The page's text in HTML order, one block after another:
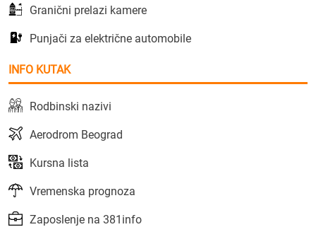
Granični prelazi kamere
Punjači za električne automobile
INFO KUTAK
Rodbinski nazivi
Aerodrom Beograd
Kursna lista
Vremenska prognoza
Zaposlenje na 381info